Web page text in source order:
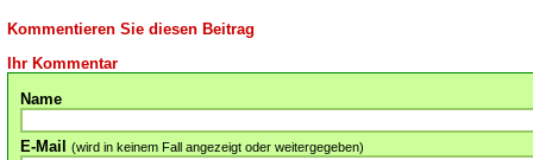
Kommentieren Sie diesen Beitrag
Ihr Kommentar
Name
E-Mail (wird in keinem Fall angezeigt oder weitergegeben)